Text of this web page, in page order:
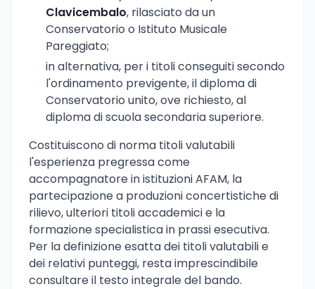
Clavicembalo, rilasciato da un
Conservatorio o Istituto Musicale
Pareggiato;
in alternativa, per i titoli conseguiti secondo
l'ordinamento previgente, il diploma di
Conservatorio unito, ove richiesto, al
diploma di scuola secondaria superiore.
Costituiscono di norma titoli valutabili
l'esperienza pregressa come
accompagnatore in istituzioni AFAM, la
partecipazione a produzioni concertistiche di
rilievo, ulteriori titoli accademici e la
formazione specialistica in prassi esecutiva.
Per la definizione esatta dei titoli valutabili e
dei relativi punteggi, resta imprescindibile
consultare il testo integrale del bando.